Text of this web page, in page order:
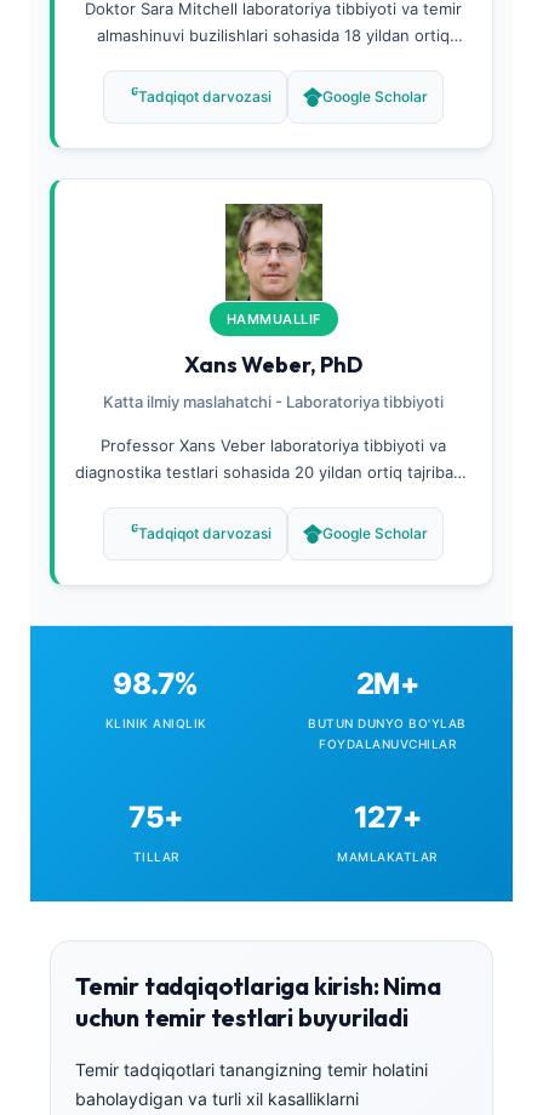
Doktor Sara Mitchell laboratoriya tibbiyoti va temir
almashinuvi buzilishlari sohasida 18 yildan ortiq
sertifikatiga ega. U klinik kimyo bo'yicha
ixtisoslashgan sertifikatlarga ega va temir
Kantesti Tibbiy Maslahat Kengashining katta a'zosi
sifatida u barcha temir paneli talqini mazmuni qat'iy
klinik standartlarga javob berishini ta'minlaydi.
Tadqiqot darvozasi Google Scholar
HAMMUALLIF
Xans Weber, PhD
Katta ilmiy maslahatchi - Laboratoriya tibbiyoti
Professor Xans Veber laboratoriya tibbiyoti va
diagnostika testlari sohasida 20 yildan ortiq tajribaga
kompaniyasining katta ilmiy maslahatchisi sifatida u
biomarkerlarni tasdiqlash protokollariga rahbarlik
ekspertlar tomonidan ko'rib chiqilgan nashrlarga
mezonini ta'minlashda muhim rol o'ynaydi.
Tadqiqot darvozasi Google Scholar
98.7%
KLINIK ANIQLIK
2M+
BUTUN DUNYO BO'YLAB
FOYDALANUVCHILAR
75+
TILLAR
127+
MAMLAKATLAR
Temir tadqiqotlariga kirish: Nima
uchun temir testlari buyuriladi
Temir tadqiqotlari tanangizning temir holatini
baholaydigan va turli xil kasalliklarni